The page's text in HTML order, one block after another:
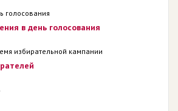
голосования
в день голосования
избирательной кампании